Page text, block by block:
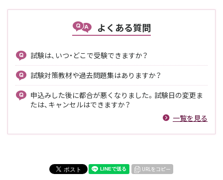
よくある質問
試験は、いつ・どこで受験できますか？
試験対策教材や過去問題集はありますか？
申込みした後に都合が悪くなりました。試験日の変更ま
たは、キャンセルはできますか？
一覧を見る
URLをコピー